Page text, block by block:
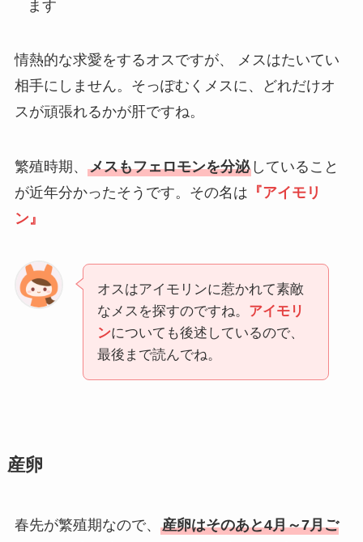
ます
情熱的な求愛をするオスですが、 メスはたいてい
相手にしません。そっぽむくメスに、どれだけオ
スが頑張れるかが肝ですね。
繁殖時期、 メスもフェロモンを分泌していること
が近年分かったそうです。その名は 『アイモリ
ン』
オスはアイモリンに惹かれて素敵
なメスを探すのですね。 アイモリ
ンについても後述しているので、
最後まで読んでね。
産卵
春先が繁殖期なので、 産卵はそのあと4月～7月ご